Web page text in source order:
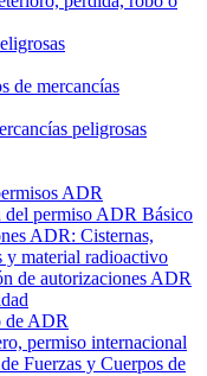
de mercancías
peligrosas
ADR
del permiso ADR Básico
ADR: Cisternas,
y material radioactivo
de autorizaciones ADR
de ADR
permiso internacional
Fuerzas y Cuerpos de